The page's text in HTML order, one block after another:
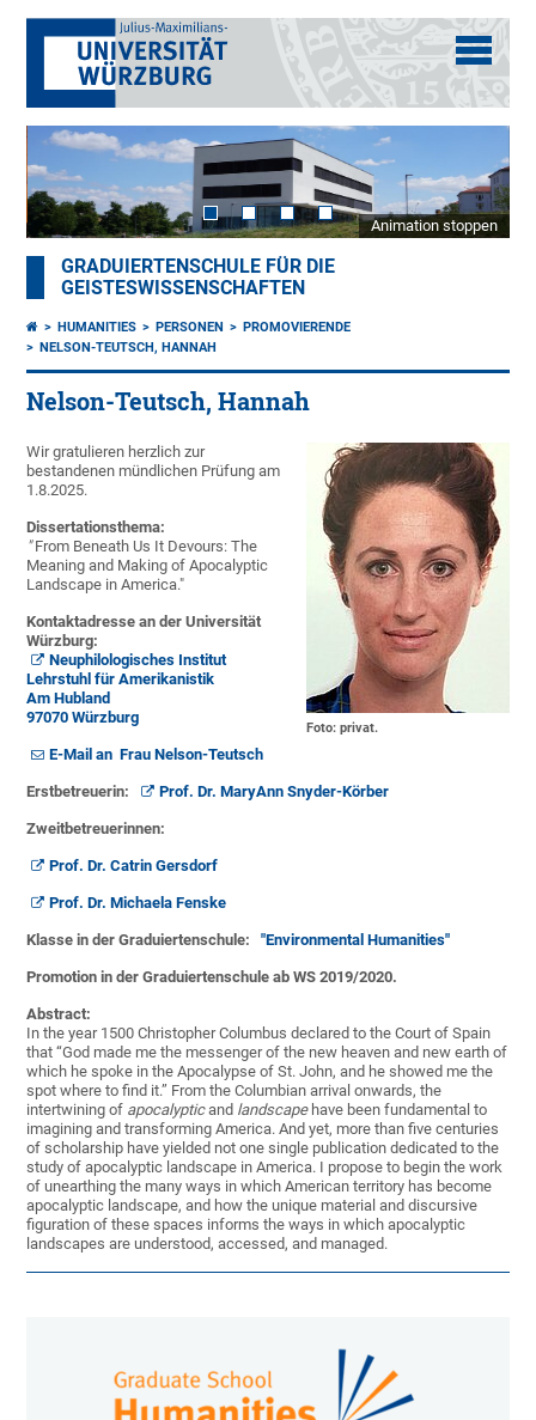
Animation stoppen
GRADUIERTENSCHULE FÜR DIE
GEISTESWISSENSCHAFTEN
HUMANITIES PERSONEN
PROMOVIERENDE
NELSON-TEUTSCH, HANNAH
Nelson-Teutsch, Hannah
Foto: privat.
Wir gratulieren herzlich zur
bestandenen mündlichen Prüfung am
1.8.2025.
Dissertationsthema:
"From Beneath Us It Devours: The
Meaning and Making of Apocalyptic
Landscape in America."
Kontaktadresse an der Universität
Würzburg:
Neuphilologisches Institut
Lehrstuhl für Amerikanistik
Am Hubland
97070 Würzburg
E-Mail an Frau Nelson-Teutsch
Erstbetreuerin: Prof. Dr. MaryAnn Snyder-Körber
Zweitbetreuerinnen:
Prof. Dr. Catrin Gersdorf
Prof. Dr. Michaela Fenske
Klasse in der Graduiertenschule: "Environmental Humanities"
Promotion in der Graduiertenschule ab WS 2019/2020.
Abstract:
In the year 1500 Christopher Columbus declared to the Court of Spain
that “God made me the messenger of the new heaven and new earth of
which he spoke in the Apocalypse of St. John, and he showed me the
spot where to find it.” From the Columbian arrival onwards, the
intertwining of apocalypticand landscapehave been fundamental to
imagining and transforming America. And yet, more than five centuries
of scholarship have yielded not one single publication dedicated to the
study of apocalyptic landscape in America. I propose to begin the work
of unearthing the many ways in which American territory has become
apocalyptic landscape, and how the unique material and discursive
figuration of these spaces informs the ways in which apocalyptic
landscapes are understood, accessed, and managed.